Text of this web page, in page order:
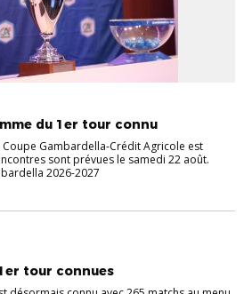
du 1er tour connu
Gambardella-Crédit Agricole est
sont prévues le samedi 22 août.
2026-2027
tour connues